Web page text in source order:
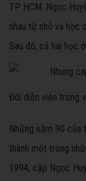
TP HCM. Ngọc
nhau từ nhỏ và học
Sau đó, cả hai học
Đôi diễn viên trong
Những năm 90
thành một trong
1994, cặp Ngọc